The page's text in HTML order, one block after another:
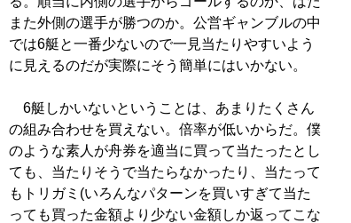
また外側の選手が勝つのか。公営ギャンブルの中
では6艇と一番少ないので一見当たりやすいよう
に見えるのだが実際にそう簡単にはいかない。
6艇しかいないということは、あまりたくさん
の組み合わせを買えない。倍率が低いからだ。僕
のような素人が舟券を適当に買って当たったとし
ても、当たりそうで当たらなかったり、当たって
もトリガミ(いろんなパターンを買いすぎて当た
っても買った金額より少ない金額しか返ってこな